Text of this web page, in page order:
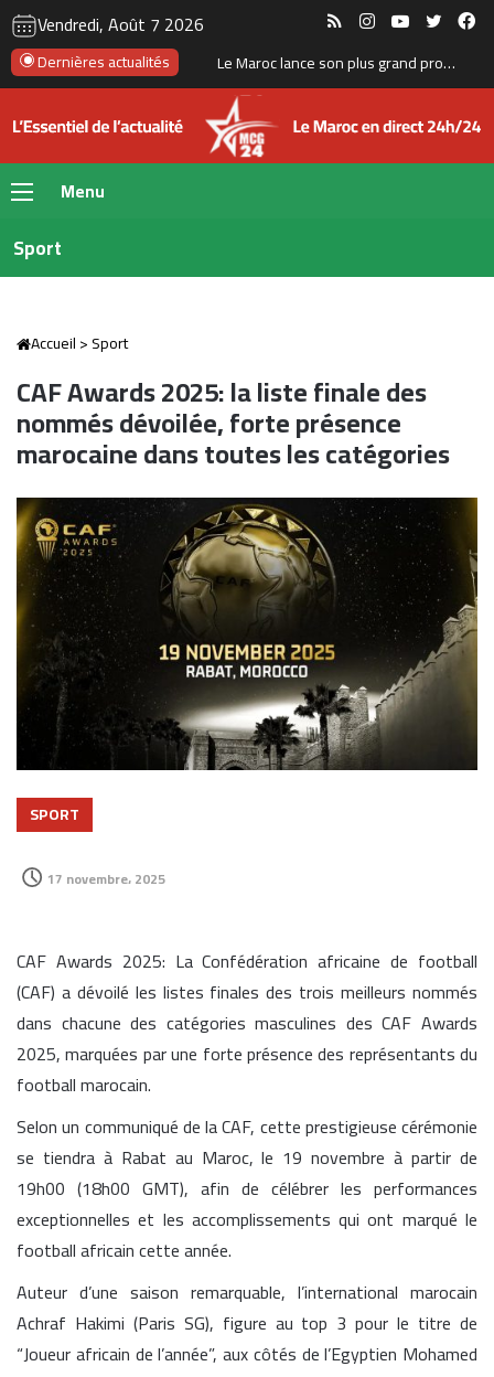
Vendredi, Août 7 2026 RSS InstagramYouTube
Dernières actualités La Bourse de Casablanca porte le flottant de CIH Bank à 35 %
Menu
Sport
Accueil>Sport
CAF Awards 2025: la liste finale des
nommés dévoilée, forte présence
marocaine dans toutes les catégories
SPORT
17 novembre، 2025
CAF Awards 2025: La Confédération africaine de football
(CAF) a dévoilé les listes finales des trois meilleurs nommés
dans chacune des catégories masculines des CAF Awards
2025, marquées par une forte présence des représentants du
football marocain.
Selon un communiqué de la CAF, cette prestigieuse cérémonie
se tiendra à Rabat au Maroc, le 19 novembre à partir de
19h00 (18h00 GMT), afin de célébrer les performances
exceptionnelles et les accomplissements qui ont marqué le
football africain cette année.
Auteur d’une saison remarquable, l’international marocain
Achraf Hakimi (Paris SG), figure au top 3 pour le titre de
“Joueur africain de l’année”, aux côtés de l’Egyptien Mohamed